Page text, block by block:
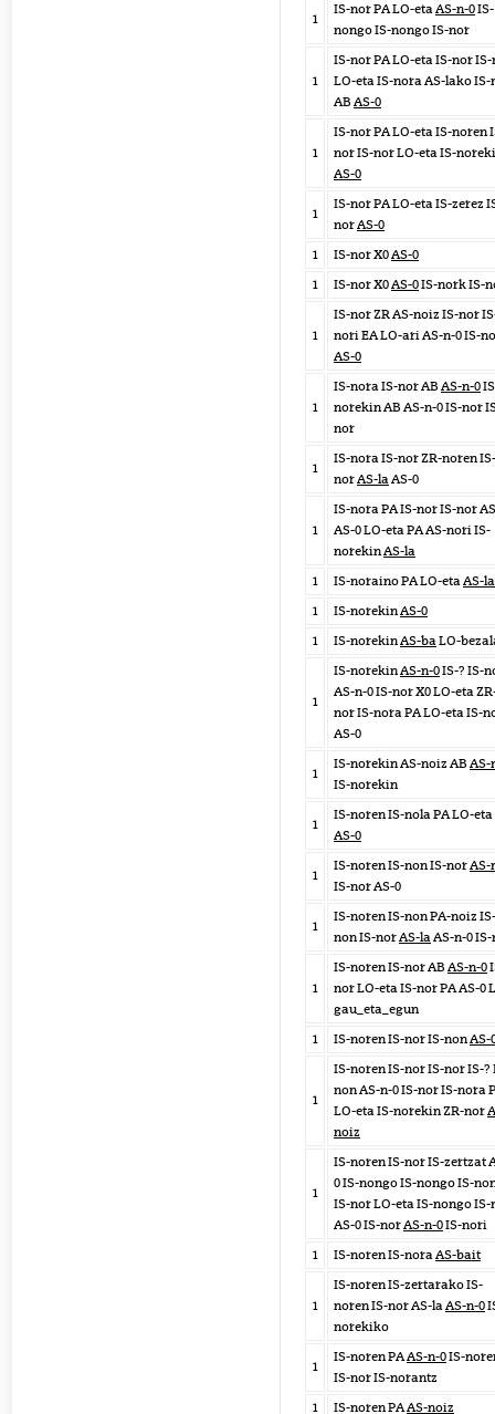
1
IS-nor PA LO-etaAS-n-0IS-
nongo IS-nongo IS-nor
1
IS-nor PA LO-eta IS-nor
LO-eta IS-nora AS-lako IS-
AB AS-0
1
IS-nor PA LO-eta IS-noren
nor IS-nor LO-eta IS-
AS-0
1
IS-nor PA LO-eta IS-zerez
norAS-0
1
IS-nor X0AS-0
1
IS-nor X0AS-0IS-nork IS-
1
IS-nor ZR AS-noiz IS-nor
nori EA LO-ari AS-n-0 IS-
AS-0
1
IS-nora IS-nor AB AS-n-0
norekin AB AS-n-0 IS-nor
nor
1
IS-nora IS-nor ZR-noren IS-
norAS-laAS-0
1
IS-nora PA IS-nor IS-nor
AS-0 LO-eta PA AS-nori IS-
norekinAS-la
1
IS-noraino PA LO-etaAS-la
1
IS-norekinAS-0
1
IS-norekinAS-baLO-
1
IS-norekinAS-n-0IS-? IS-
AS-n-0 IS-nor X0 LO-eta
nor IS-nora PA LO-eta IS-
AS-0
1
IS-norekin AS-noiz AB AS-
IS-norekin
1
IS-noren IS-nola PA LO-eta
AS-0
1
IS-noren IS-non IS-norAS-
IS-nor AS-0
1
IS-noren IS-non PA-noiz IS-
non IS-norAS-laAS-n-0
1
IS-noren IS-nor AB AS-n-0
nor LO-eta IS-nor PA AS-0
gau_eta_egun
1
IS-noren IS-nor IS-nonAS-
1
IS-noren IS-nor IS-nor IS-?
non AS-n-0 IS-nor IS-nora
LO-eta IS-norekin ZR-nor
noiz
1
IS-noren IS-nor IS-zertzat
0 IS-nongo IS-nongo IS-
IS-nor LO-eta IS-nongo IS-
AS-0 IS-norAS-n-0IS-nori
1
IS-noren IS-noraAS-bait
1
IS-noren IS-zertarako IS-
noren IS-nor AS-laAS-n-0
norekiko
1
IS-noren PAAS-n-0IS-
IS-nor IS-norantz
1
IS-noren PAAS-noiz